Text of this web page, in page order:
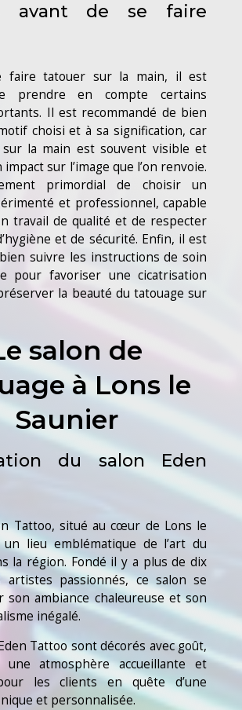
avant de se faire
faire tatouer sur la main, il est
prendre en compte certains
Il est recommandé de bien
choisi et à sa signification, car
la main est souvent visible et
sur l’image que l’on renvoie.
primordial de choisir un
et professionnel, capable
travail de qualité et de respecter
et de sécurité. Enfin, il est
suivre les instructions de soin
pour favoriser une cicatrisation
la beauté du tatouage sur
salon de
à Lons le
Saunier
du salon Eden
Tattoo, situé au cœur de Lons le
lieu emblématique de l’art du
la région. Fondé il y a plus de dix
artistes passionnés, ce salon se
son ambiance chaleureuse et son
inégalé.
Tattoo sont décorés avec goût,
une atmosphère accueillante et
les clients en quête d’une
et personnalisée.